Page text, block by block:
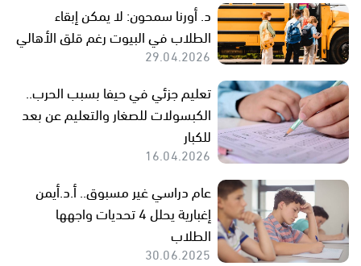
د. أورنا سمحون: لا يمكن إبقاء
الطلاب في البيوت رغم قلق الأهالي
29.04.2026
تعليم جزئي في حيفا بسبب الحرب..
الكبسولات للصغار والتعليم عن بعد
للكبار
16.04.2026
عام دراسي غير مسبوق.. أ.د.أيمن
إغبارية يحلل 4 تحديات واجهها
الطلاب
30.06.2025